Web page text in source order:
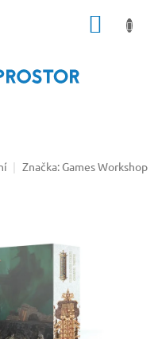
Značka: Games Workshop